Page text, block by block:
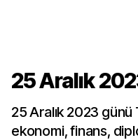
25 Aralık
25 Aralık 2023
ekonomi, finans,